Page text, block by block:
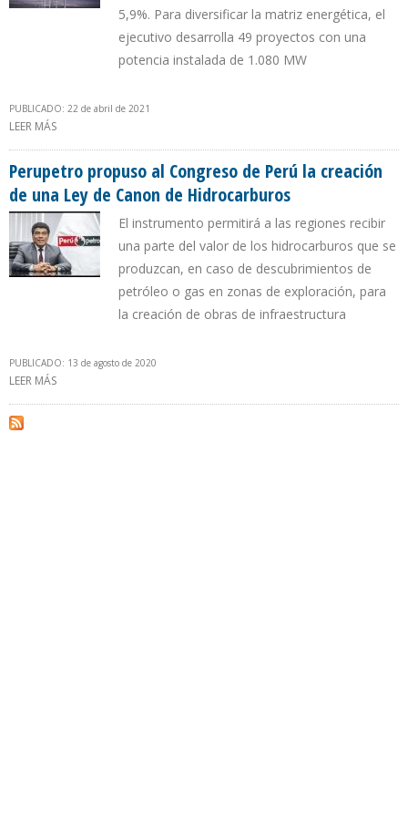
5,9%. Para diversificar la matriz energética, el
ejecutivo desarrolla 49 proyectos con una
potencia instalada de 1.080 MW
PUBLICADO: 22 de abril de 2021
LEER MÁS
Perupetro propuso al Congreso de Perú la creación
de una Ley de Canon de Hidrocarburos
El instrumento permitirá a las regiones recibir
una parte del valor de los hidrocarburos que se
produzcan, en caso de descubrimientos de
petróleo o gas en zonas de exploración, para
la creación de obras de infraestructura
PUBLICADO: 13 de agosto de 2020
LEER MÁS